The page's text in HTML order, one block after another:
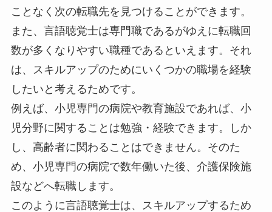
ことなく次の転職先を見つけることができます。
また、言語聴覚士は専門職であるがゆえに転職回
数が多くなりやすい職種であるといえます。それ
は、スキルアップのためにいくつかの職場を経験
したいと考えるためです。
例えば、小児専門の病院や教育施設であれば、小
児分野に関することは勉強・経験できます。しか
し、高齢者に関わることはできません。そのた
め、小児専門の病院で数年働いた後、介護保険施
設などへ転職します。
このように言語聴覚士は、スキルアップするため